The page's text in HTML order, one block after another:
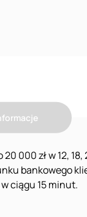
20 000 zł w 12,
bankowego
ciągu 15 minut.